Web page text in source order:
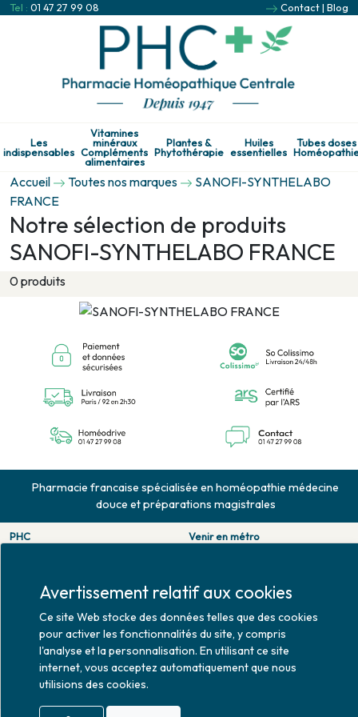
Tel : 01 47 27 99 08 Contact| Blog
Les
indispensables
Vitamines
minéraux
Compléments
alimentaires
Plantes &
Phytothérapie
Huiles
essentielles
Tubes doses
Accueil Toutes nos marques
SANOFI-SYNTHELABO
FRANCE
Notre sélection de produits
SANOFI-SYNTHELABO FRANCE
0 produits
Pharmacie francaise spécialisée en homéopathie médecine
douce et préparations magistrales
PHC
Fax. 01 47 55 03 61
Horaires d'ouverture
Lundi : 10h30 - 20h00
Mardi au vendredi : 9h00 -
20h00
Samedi : 9h30 - 20h00
Venir en métro
Venir en bus
Jean Monet : ligne 52.
Avertissement relatif aux cookies
Ce site Web stocke des données telles que des cookies
pour activer les fonctionnalités du site, y compris
l'analyse et la personnalisation. En utilisant ce site
internet, vous acceptez automatiquement que nous
utilisions des cookies.